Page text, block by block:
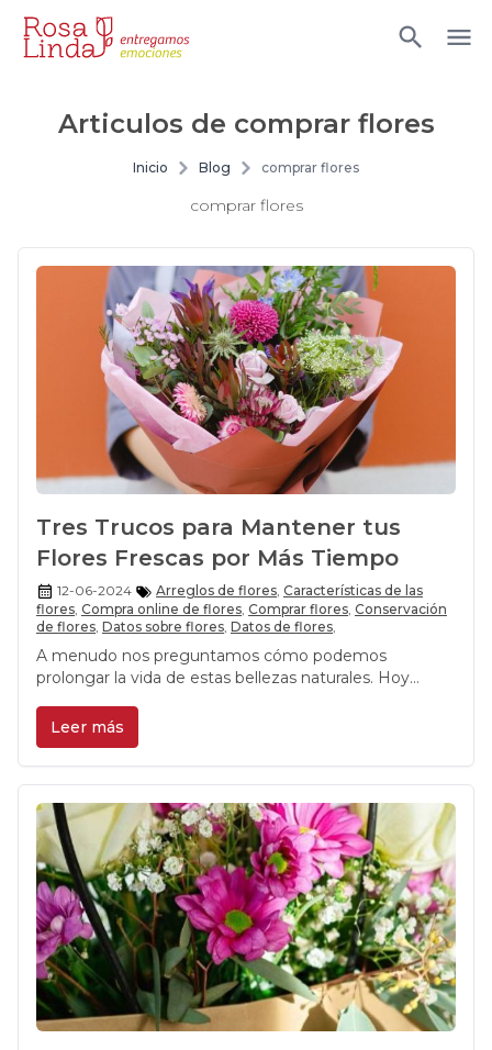
Articulos de comprar flores
Inicio Blog comprar flores
comprar flores
Tres Trucos para Mantener tus
Flores Frescas por Más Tiempo
12-06-2024 Arreglos de flores, Características de las
flores, Compra online de flores, Comprar flores, Conservación
de flores, Datos sobre flores, Datos de flores,
A menudo nos preguntamos cómo podemos
prolongar la vida de estas bellezas naturales. Hoy
que tus arreglos florales a domicilio se mantengan
frescos y radiantes por mucho más tiempo.
Leer más